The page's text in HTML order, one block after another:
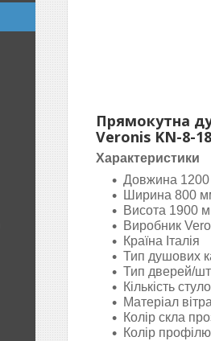
Прямокутна
Veronis KN-8-
Характеристики
Довжина
Ширина 800
Висота 1900
Виробник
Країна Італія
Тип душових
Тип дверей/
Кількість
Матеріал
Колір скла
Колір